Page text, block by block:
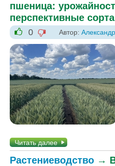
пшеница:
перспективные
+1
0
-1
Автор:
Читать далее
Растениеводство →